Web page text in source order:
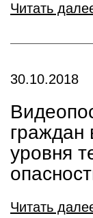
Читать
30.10.2018
граждан
уровня
Читать